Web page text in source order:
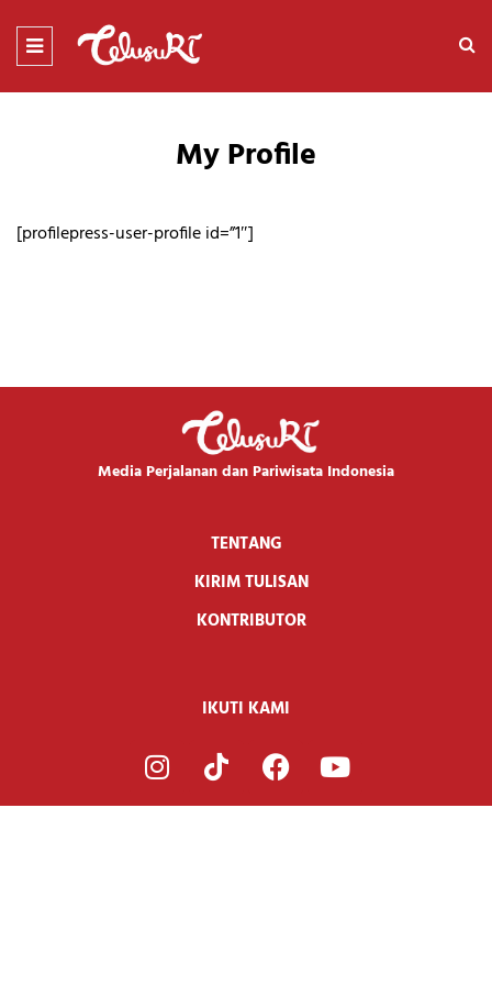
My Profile
[profilepress-user-profile id=”1″]
Media Perjalanan dan Pariwisata Indonesia
TENTANG
KIRIM TULISAN
KONTRIBUTOR
IKUTI KAMI